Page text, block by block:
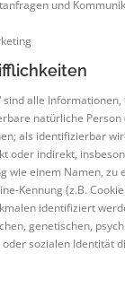
und
sind alle
natürliche Person
als identifizierbar
oder indirekt,
wie einem Namen, zu
Kennung (z.B.
identifiziert
genetischen,
sozialen Identität